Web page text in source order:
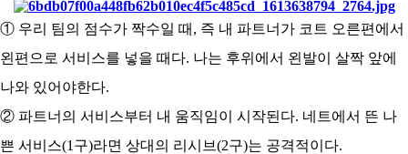
① 우리 팀의 점수가 짝수일 때, 즉 내 파트너가 코트 오른편에서
왼편으로 서비스를 넣을 때다. 나는 후위에서 왼발이 살짝 앞에
나와 있어야한다.
② 파트너의 서비스부터 내 움직임이 시작된다. 네트에서 뜬 나
쁜 서비스(1구)라면 상대의 리시브(2구)는 공격적이다.